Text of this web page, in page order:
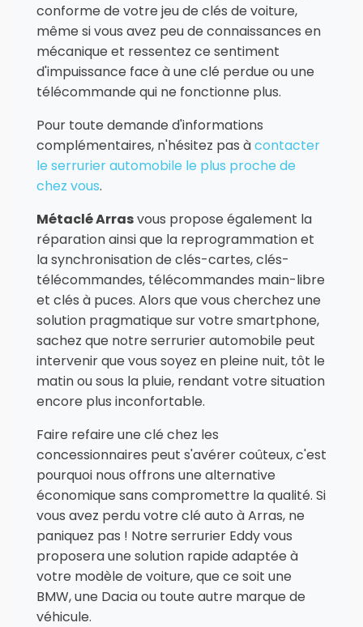
conforme de votre jeu de clés de voiture,
même si vous avez peu de connaissances en
mécanique et ressentez ce sentiment
d'impuissance face à une clé perdue ou une
télécommande qui ne fonctionne plus.
Pour toute demande d'informations
complémentaires, n'hésitez pas àcontacter
le serrurier automobile le plus proche de
chez vous.
Métaclé Arrasvous propose également la
réparation ainsi que la reprogrammation et
la synchronisation de clés-cartes, clés-
télécommandes, télécommandes main-libre
et clés à puces. Alors que vous cherchez une
solution pragmatique sur votre smartphone,
sachez que notre serrurier automobile peut
intervenir que vous soyez en pleine nuit, tôt le
matin ou sous la pluie, rendant votre situation
encore plus inconfortable.
Faire refaire une clé chez les
concessionnaires peut s'avérer coûteux, c'est
pourquoi nous offrons une alternative
économique sans compromettre la qualité. Si
vous avez perdu votre clé auto à Arras, ne
paniquez pas ! Notre serrurier Eddy vous
proposera une solution rapide adaptée à
votre modèle de voiture, que ce soit une
BMW, une Dacia ou toute autre marque de
véhicule.